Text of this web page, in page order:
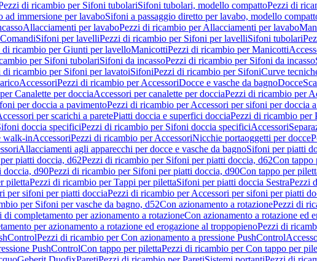
di ricambio per Sifoni tubolariSifoni tubolari, modello compattoPezzi di
immersione per lavaboSifoni a passaggio diretto per lavabo, modello
Allacciamenti per lavaboPezzi di ricambio per Allacciamenti per lavabo
ComandiSifoni per lavelliPezzi di ricambio per Sifoni per lavelliSifoni tubolari
di ricambio per Giunti per lavelloManicottiPezzi di ricambio per Manicotti
per Sifoni tubolariSifoni da incassoPezzi di ricambio per Sifoni da incasso
di ricambio per Sifoni per lavatoiSifoniPezzi di ricambio per SifoniCurve
AccessoriPezzi di ricambio per AccessoriDocce e vasche da bagnoDocce
Canalette per docciaAccessori per canalette per docciaPezzi di ricambio per
per doccia a pavimentoPezzi di ricambio per Accessori per sifoni per doccia
per scarichi a paretePiatti doccia e superfici docciaPezzi di ricambio per
doccia specificiPezzi di ricambio per Sifoni doccia specificiAccessori
walk-inAccessoriPezzi di ricambio per AccessoriNicchie portaoggetti per docce
Allacciamenti agli apparecchi per docce e vasche da bagnoSifoni per piatti
piatti doccia, d62Pezzi di ricambio per Sifoni per piatti doccia, d62Con tappo
doccia, d90Pezzi di ricambio per Sifoni per piatti doccia, d90Con tappo per
pilettaPezzi di ricambio per Tappi per pilettaSifoni per piatti doccia SestraPezzi
per sifoni per piatti docciaPezzi di ricambio per Accessori per sifoni per piatti
per Sifoni per vasche da bagno, d52Con azionamento a rotazionePezzi di
completamento per azionamento a rotazioneCon azionamento a rotazione ed
per azionamento a rotazione ed erogazione al troppopienoPezzi di
Pezzi di ricambio per Con azionamento a pressione PushControl
PushControlCon tappo per pilettaPezzi di ricambio per Con tappo per